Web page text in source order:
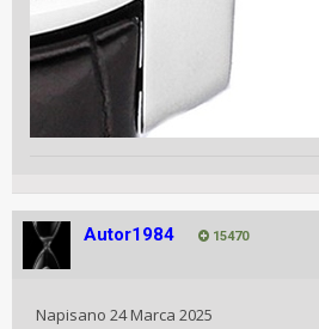
Autor1984 15470
Napisano 24 Marca 2025